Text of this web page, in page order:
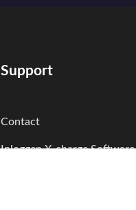
Support
Contact
Inloggen X-charge Software